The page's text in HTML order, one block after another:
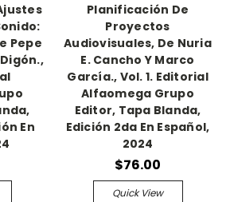
Pepe
En
Planificación De
Proyectos
Audiovisuales, De Nuria
E. Cancho Y Marco
García., Vol. 1. Editorial
Alfaomega Grupo
Editor, Tapa Blanda,
Edición 2da En Español,
2024
$76.00
Quick View